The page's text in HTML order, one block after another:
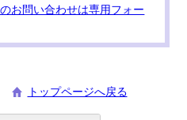
お問い合わせは専用フォー
トップページへ戻る